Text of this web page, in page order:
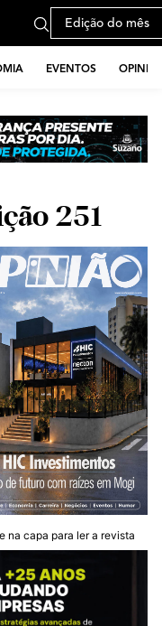
Edição do mês
EVENTOS
251
na capa para ler a revista